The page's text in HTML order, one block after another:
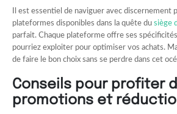
Il est essentiel de naviguer avec discernement
plateformes disponibles dans la quête du siège
parfait. Chaque plateforme offre ses
pourriez exploiter pour optimiser vos achats.
de faire le bon choix sans se perdre dans cet
Conseils pour profiter
promotions et